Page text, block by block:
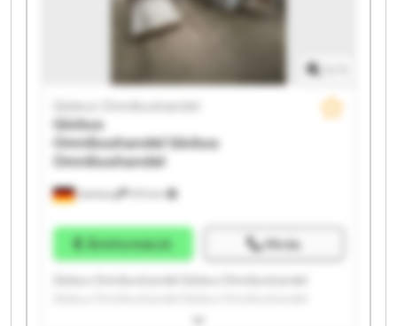
Hamburg
Globus Omnibushandel
Globus
OmnibushandelGlobus
Omnibushandel
Árinformáció Hívás
Globus Omnibushandel Globus Omnibushandel